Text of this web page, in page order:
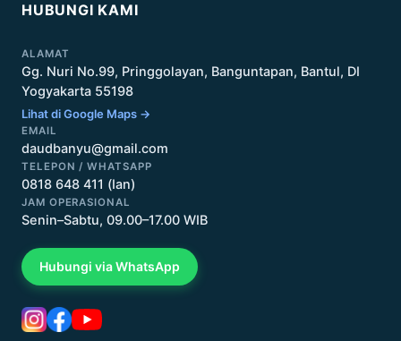
HUBUNGI KAMI
ALAMAT
Gg. Nuri No.99, Pringgolayan, Banguntapan, Bantul, DI
Yogyakarta 55198
Lihat di Google Maps →
EMAIL
daudbanyu@gmail.com
TELEPON / WHATSAPP
0818 648 411 (Ian)
JAM OPERASIONAL
Senin–Sabtu, 09.00–17.00 WIB
Hubungi via WhatsApp